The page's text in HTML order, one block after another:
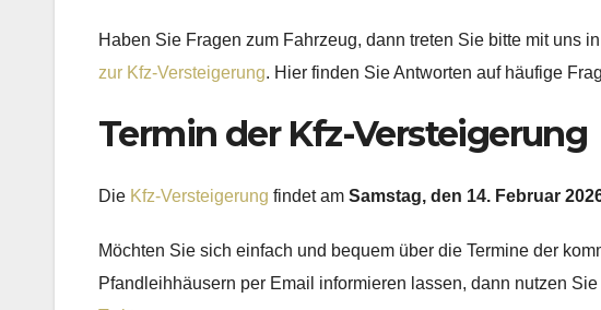
Haben Sie Fragen zum Fahrzeug, dann treten Sie bitte mit uns
zur Kfz-Versteigerung. Hier finden Sie Antworten auf häufige
Termin der Kfz-Versteigerung
Die Kfz-Versteigerung findet am Samstag, den 14. Februar
Möchten Sie sich einfach und bequem über die Termine der
Pfandleihhäusern per Email informieren lassen, dann nutzen Sie